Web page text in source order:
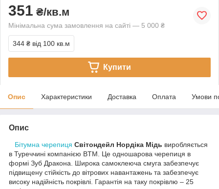
351 ₴/кв.м
Мінімальна сума замовлення на сайті — 5 000 ₴
344 ₴ від 100 кв.м
Купити
Опис Характеристики Доставка Оплата Умови
Опис
Бітумна черепиця Світондейл Нордіка Мідь виробляється
в Туреччині компанією BTM. Це одношарова черепиця в
формі Зуб Дракона. Широка самоклеюча смуга забезпечує
підвищену стійкість до вітрових навантажень та забезпечує
високу надійність покрівлі. Гарантія на таку покрівлю – 25